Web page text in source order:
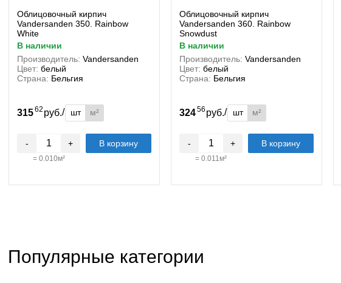
Облицовочный кирпич
Vandersanden 350. Rainbow
White
в наличии
Производитель: Vandersanden
Цвет: белый
Страна: Бельгия
31562руб./ шт м²
- +
= 0.010м²
В корзину
Облицовочный кирпич
Vandersanden 360. Rainbow
Snowdust
в наличии
Производитель: Vandersanden
Цвет: белый
Страна: Бельгия
32456руб./ шт м²
- +
= 0.011м²
В корзину
Популярные категории